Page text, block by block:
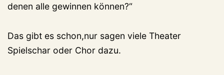
denen alle gewinnen können?“
Das gibt es schon,nur sagen viele Theater
Spielschar oder Chor dazu.